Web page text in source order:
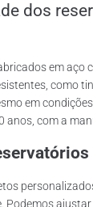
dos
em aço
como
em
anos, com a
Podemos